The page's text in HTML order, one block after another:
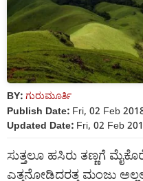
BY: ಗುರುಮೂರ್ತಿ
Publish Date: Fri, 02 Feb
Updated Date: Fri, 02 Feb
ಸುತ್ತಲೂ ಹಸಿರು ತಣ್ಣಗೆ
ಎತ್ತನೋಡಿದರತ್ತ ಮಂಜು